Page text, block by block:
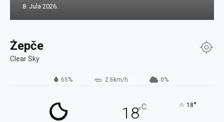
Žepče
Clear Sky
65% 2.6km/h 0%
18°C 18°
8. Jula 2026.